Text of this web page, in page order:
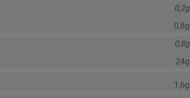
0,2g
0,8g
0,8g
24g
1,6g